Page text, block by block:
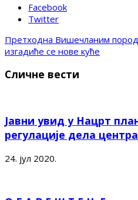
Facebook
Twitter
Претходна Вишечланим
изгадиће се нове куће
Сличне вести
Јавни увид у Нацрт
регулације дела
24. јул 2020.